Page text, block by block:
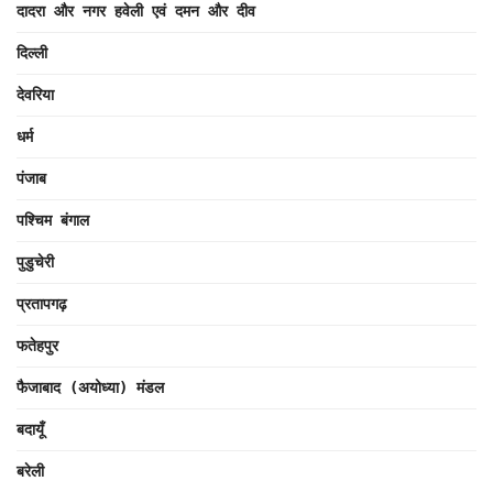
दादरा और नगर हवेली एवं दमन और दीव
दिल्ली
देवरिया
धर्म
पंजाब
पश्चिम बंगाल
पुडुचेरी
प्रतापगढ़
फतेहपुर
फैजाबाद (अयोध्या) मंडल
बदायूँ
बरेली